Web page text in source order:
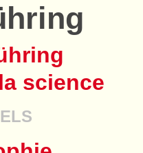
science